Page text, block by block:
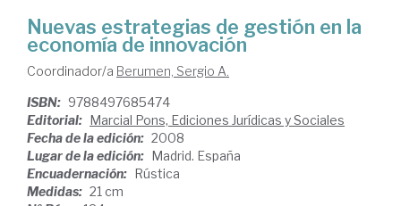
Nuevas estrategias de gestión en la
economía de innovación
Coordinador/a Berumen, Sergio A.
ISBN: 9788497685474
Editorial: Marcial Pons, Ediciones Jurídicas y Sociales
Fecha de la edición: 2008
Lugar de la edición: Madrid. España
Encuadernación: Rústica
Medidas: 21 cm